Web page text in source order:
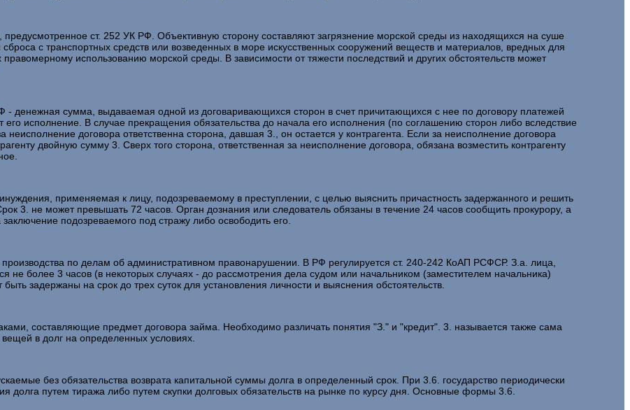
ст. 252 УК РФ. Объективную сторону составляют загрязнение морской среды из находящихся на суше
с транспортных средств или возведенных в море искусственных сооружений веществ и материалов, вредных для
использованию морской среды. В зависимости от тяжести последствий и других обстоятельств может
денежная сумма, выдаваемая одной из договаривающихся сторон в счет причитающихся с нее по договору платежей
его исполнение. В случае прекращения обязательства до начала его исполнения (по соглашению сторон либо вследствие
договора ответственна сторона, давшая 3., он остается у контрагента. Если за неисполнение договора
двойную сумму 3. Сверх того сторона, ответственная за неисполнение договора, обязана возместить контрагенту
применяемая к лицу, подозреваемому в преступлении, с целью выяснить причастность задержанного и решить
3. не может превышать 72 часов. Орган дознания или следователь обязаны в течение 24 часов сообщить прокурору, а
подозреваемого под стражу либо освободить его.
по делам об административном правонарушении. В РФ регулируется ст. 240-242 КоАП РСФСР. З.а. лица,
не более 3 часов (в некоторых случаях - до рассмотрения дела судом или начальником (заместителем начальника)
задержаны на срок до трех суток для установления личности и выяснения обстоятельств.
составляющие предмет договора займа. Необходимо различать понятия "З." и "кредит". 3. называется также сама
в долг на определенных условиях.
без обязательства возврата капитальной суммы долга в определенный срок. При 3.6. государство периодически
долга путем тиража либо путем скупки долговых обязательств на рынке по курсу дня. Основные формы 3.6.